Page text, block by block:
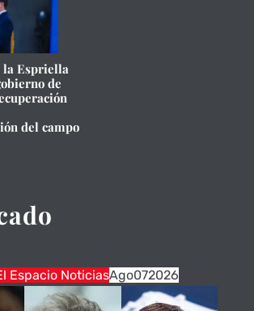
la Espriella
de
del campo
Espacio NoticiasAgo072026